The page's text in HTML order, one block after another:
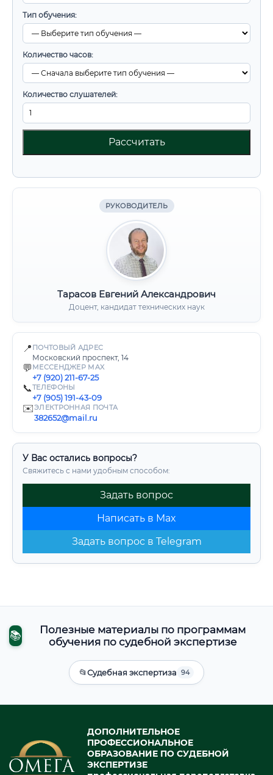
Тип обучения:
Количество часов:
Количество слушателей:
Рассчитать
РУКОВОДИТЕЛЬ
Тарасов Евгений Александрович
Доцент, кандидат технических наук
📍 ПОЧТОВЫЙ АДРЕС
Московский проспект, 14
💬 МЕССЕНДЖЕР MAX
+7 (920) 211-67-25
📞ТЕЛЕФОНЫ
+7 (905) 191-43-09
✉️ЭЛЕКТРОННАЯ ПОЧТА
382652@mail.ru
У Вас остались вопросы?
Свяжитесь с нами удобным способом:
Задать вопрос
Написать в Max
Задать вопрос в Telegram
📚
Полезные материалы по программам
обучения по судебной экспертизе
📂Судебная экспертиза 94
ДОПОЛНИТЕЛЬНОЕ
ПРОФЕССИОНАЛЬНОЕ
ОБРАЗОВАНИЕ ПО СУДЕБНОЙ
ЭКСПЕРТИЗЕ